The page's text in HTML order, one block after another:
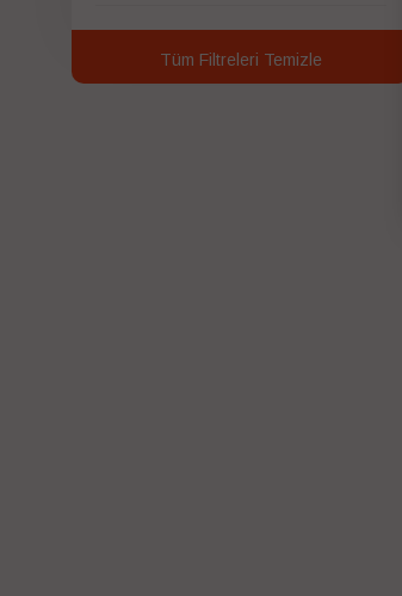
Tüm Filtreleri Temizle